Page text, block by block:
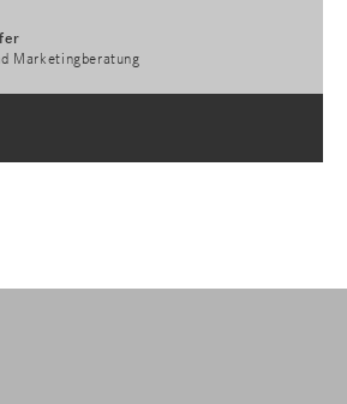
Marketingberatung